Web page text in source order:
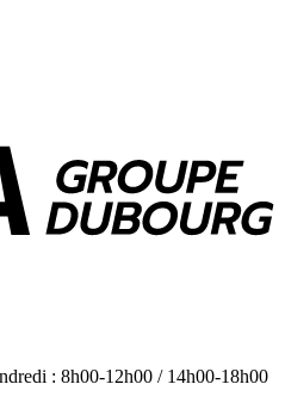
: 8h00-12h00 / 14h00-18h00